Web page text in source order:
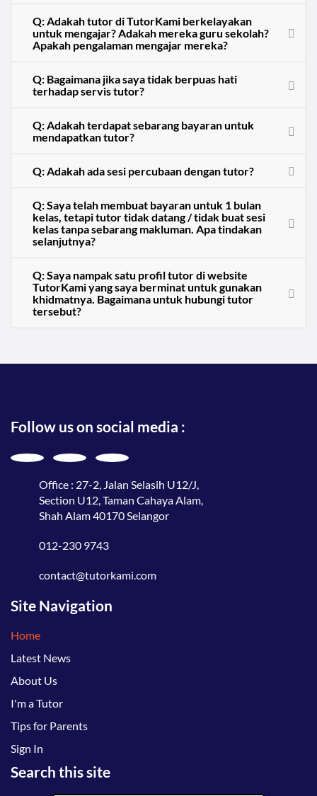
Q: Adakah tutor di TutorKami berkelayakan
untuk mengajar? Adakah mereka guru sekolah?
Apakah pengalaman mengajar mereka?
Q: Bagaimana jika saya tidak berpuas hati
terhadap servis tutor?
Q: Adakah terdapat sebarang bayaran untuk
mendapatkan tutor?
Q: Adakah ada sesi percubaan dengan tutor?
Q: Saya telah membuat bayaran untuk 1 bulan
kelas, tetapi tutor tidak datang / tidak buat sesi
kelas tanpa sebarang makluman. Apa tindakan
selanjutnya?
Q: Saya nampak satu profil tutor di website
TutorKami yang saya berminat untuk gunakan
khidmatnya. Bagaimana untuk hubungi tutor
tersebut?
Follow us on social media :
Office : 27-2, Jalan Selasih U12/J,
Section U12, Taman Cahaya Alam,
Shah Alam 40170 Selangor
012-230 9743
contact@tutorkami.com
Site Navigation
Home
Latest News
About Us
I'm a Tutor
Tips for Parents
Sign In
Search this site